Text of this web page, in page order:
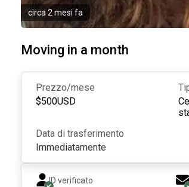
circa 2 mesi fa
Moving in a month
Prezzo/mese
$500USD
Data di trasferimento
Immediatamente
ID verificato